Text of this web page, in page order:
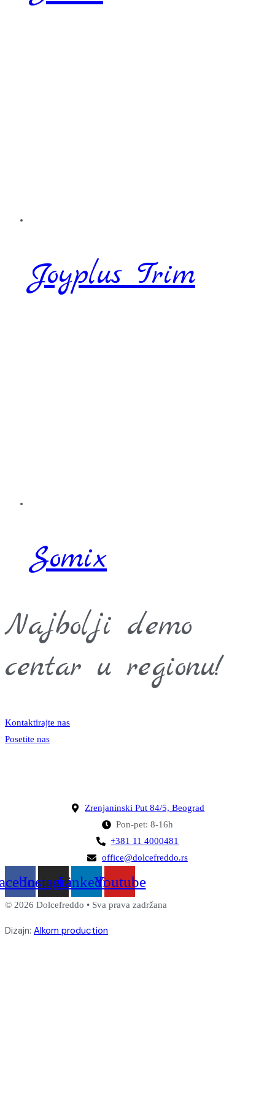
Joyplus Trim
Somix
Najbolji demo
centar u regionu!
Kontaktirajte nas
Posetite nas
Zrenjaninski Put 84/5, Beograd
Pon-pet: 8-16h
+381 11 4000481
office@dolcefreddo.rs
InstagramLinkedinYoutube
© 2026 Dolcefreddo • Sva prava zadržana
Dizajn: Alkom production